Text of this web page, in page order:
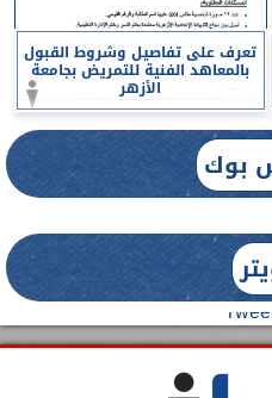
تعرف على تفاصيل وشروط القبول
بالمعاهد الفنية للتمريض بجامعة
الأزهر
بوك